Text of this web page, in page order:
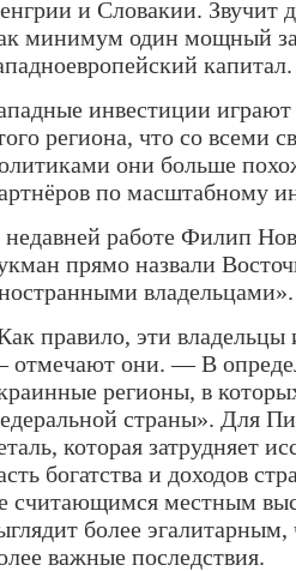
и Словакии. Звучит
минимум один мощный
капитал.
инвестиции
региона, что со всеми
они больше
по масштабному
работе Филип
прямо назвали
владельцами».
правило, эти
они. — В
регионы, в
страны». Для
которая затрудняет
богатства и доходов
считающимся местным
более
важные последствия.